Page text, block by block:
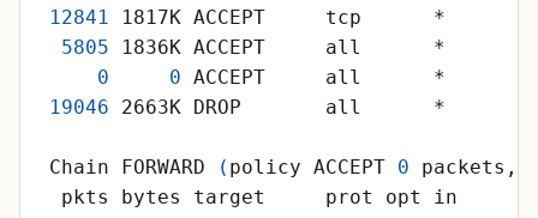
12841
5805
0
0
19046
Chain FORWARD ( policy ACCEPT 0 packets,
pkts bytes target     prot opt in